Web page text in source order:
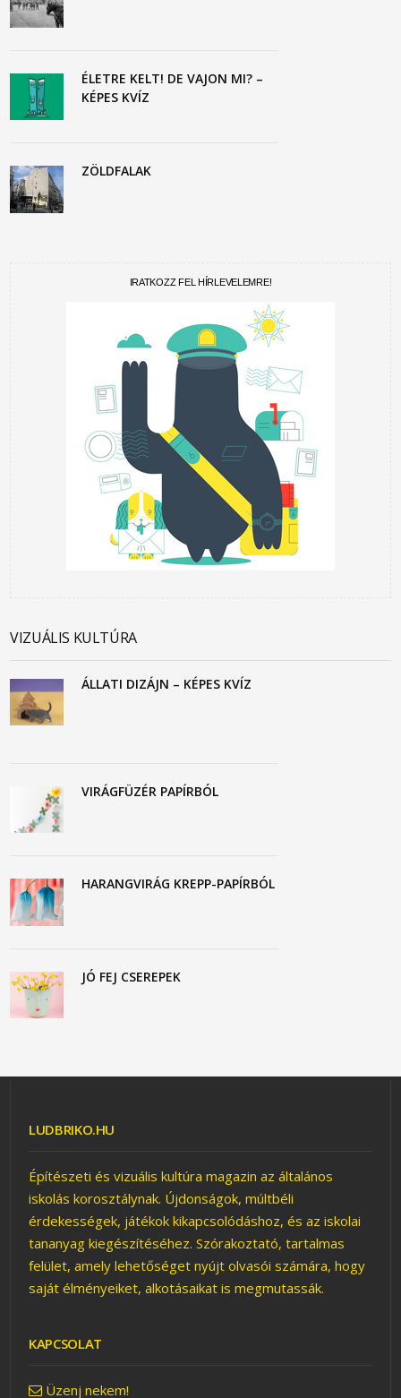
ÉLETRE KELT! DE VAJON MI? –
KÉPES KVÍZ
ZÖLDFALAK
IRATKOZZ FEL HÍRLEVELEMRE!
VIZUÁLIS KULTÚRA
ÁLLATI DIZÁJN – KÉPES KVÍZ
VIRÁGFÜZÉR PAPÍRBÓL
HARANGVIRÁG KREPP-PAPÍRBÓL
JÓ FEJ CSEREPEK
LUDBRIKO.HU
Építészeti és vizuális kultúra magazin az általános
iskolás korosztálynak. Újdonságok, múltbéli
érdekességek, játékok kikapcsolódáshoz, és az iskolai
tananyag kiegészítéséhez. Szórakoztató, tartalmas
felület, amely lehetőséget nyújt olvasói számára, hogy
saját élményeiket, alkotásaikat is megmutassák.
KAPCSOLAT
Üzenj nekem!